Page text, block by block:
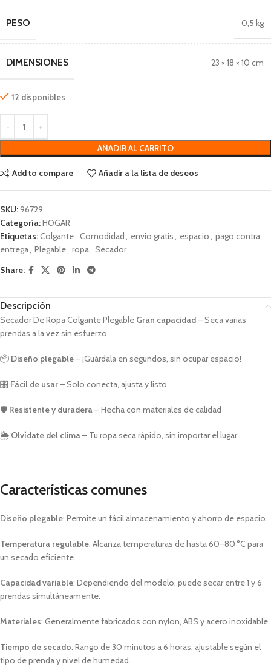
PESO 0,5 kg
DIMENSIONES 23 × 18 × 10 cm
12 disponibles
AÑADIR AL CARRITO
Add to compare Añadir a la lista de deseos
SKU:96729
Categoría:HOGAR
Etiquetas:Colgante, Comodidad, envio gratis, espacio, pago contra
entrega, Plegable, ropa, Secador
Share:
Descripción
Secador De Ropa Colgante Plegable Gran capacidad– Seca varias
prendas a la vez sin esfuerzo
📦 Diseño plegable– ¡Guárdala en segundos, sin ocupar espacio!
🎛️ Fácil de usar– Solo conecta, ajusta y listo
🛡️ Resistente y duradera– Hecha con materiales de calidad
🌦️ Olvídate del clima– Tu ropa seca rápido, sin importar el lugar
Características comunes
Diseño plegable: Permite un fácil almacenamiento y ahorro de espacio.
Temperatura regulable: Alcanza temperaturas de hasta 60–80 °C para
un secado eficiente.
Capacidad variable: Dependiendo del modelo, puede secar entre 1 y 6
prendas simultáneamente.
Materiales: Generalmente fabricados con nylon, ABS y acero inoxidable.
Tiempo de secado: Rango de 30 minutos a 6 horas, ajustable según el
tipo de prenda y nivel de humedad.